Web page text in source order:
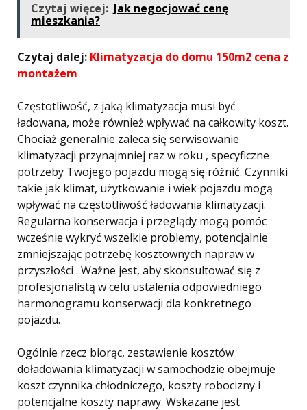
Czytaj więcej: Jak negocjować cenę
mieszkania?
Czytaj dalej: Klimatyzacja do domu 150m2 cena z
montażem
Częstotliwość, z jaką klimatyzacja musi być
ładowana, może również wpływać na całkowity koszt.
Chociaż generalnie zaleca się serwisowanie
klimatyzacji przynajmniej raz w roku , specyficzne
potrzeby Twojego pojazdu mogą się różnić. Czynniki
takie jak klimat, użytkowanie i wiek pojazdu mogą
wpływać na częstotliwość ładowania klimatyzacji.
Regularna konserwacja i przeglądy mogą pomóc
wcześnie wykryć wszelkie problemy, potencjalnie
zmniejszając potrzebę kosztownych napraw w
przyszłości . Ważne jest, aby skonsultować się z
profesjonalistą w celu ustalenia odpowiedniego
harmonogramu konserwacji dla konkretnego
pojazdu.
Ogólnie rzecz biorąc, zestawienie kosztów
doładowania klimatyzacji w samochodzie obejmuje
koszt czynnika chłodniczego, koszty robocizny i
potencjalne koszty naprawy. Wskazane jest